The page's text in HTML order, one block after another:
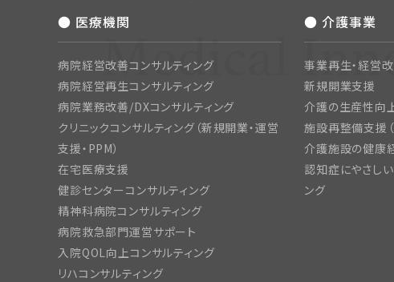
● 医療機関
病院経営改善コンサルティング
病院経営再生コンサルティング
病院業務改善/DXコンサルティング
クリニックコンサルティング（新規開業・運営
支援・PPM）
在宅医療支援
健診センターコンサルティング
精神科病院コンサルティング
病院救急部門運営サポート
入院QOL向上コンサルティング
リハコンサルティング
● 介護事業
事業再生・経営
新規開業支援
介護の生産性向
施設再整備支援（
介護施設の健康
認知症にやさし
ング